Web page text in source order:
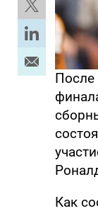
После
Как